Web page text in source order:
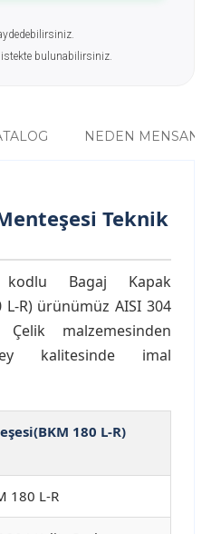
istekte bulunabilirsiniz.
NEDEN MENSAN?
Teknik
Bagaj Kapak
L-R) ürünümüz AISI 304
malzemesinden
kalitesinde imal
180 L-R)
180 L-R